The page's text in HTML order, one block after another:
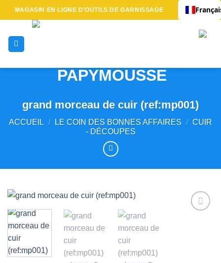
Passer
au
MAGASIN EN LIGNE D'OUTILS DE GARNISSAGE
grand morceau de cuir (ref:mp001)
ACCUEIL / LE COIN DES BONNES AFFAIRES / CUIR
- DÉCOUPES